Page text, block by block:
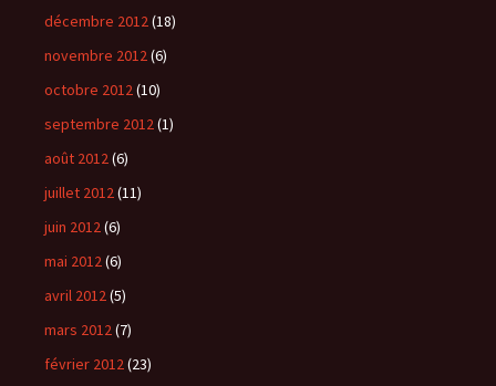
décembre 2012(18)
novembre 2012(6)
octobre 2012(10)
septembre 2012(1)
août 2012(6)
juillet 2012(11)
juin 2012(6)
mai 2012(6)
avril 2012(5)
mars 2012(7)
février 2012(23)